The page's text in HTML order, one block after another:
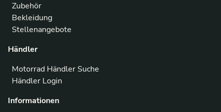
Zubehör
Bekleidung
Stellenangebote
Händler
Motorrad Händler Suche
Händler Login
Informationen